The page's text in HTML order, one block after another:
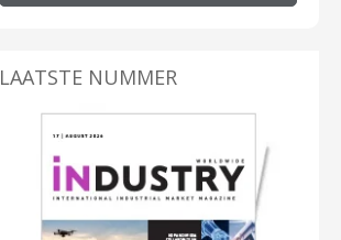
LAATSTE NUMMER